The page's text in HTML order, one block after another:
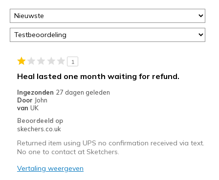
1
Heal lasted one month waiting for refund.
Ingezonden 27 dagen geleden
Door John
van UK
Beoordeeld op
skechers.co.uk
Returned item using UPS no confirmation received via text.
No one to contact at Sketchers.
Vertaling weergeven